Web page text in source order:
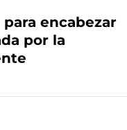
encabezar
por la